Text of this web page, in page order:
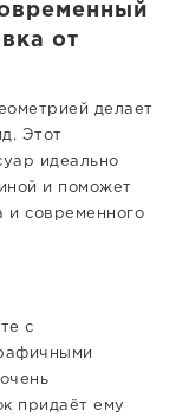
от
делает
Этот
идеально
и поможет
и современного
с
придаёт ему